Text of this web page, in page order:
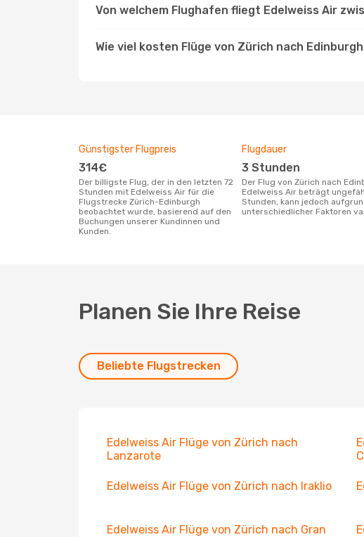
Von welchem Flughafen fliegt Edelweiss Air
Wie viel kosten Flüge von Zürich nach
Günstigster Flugpreis
314€
Der billigste Flug, der in den letzten 72
Stunden mit Edelweiss Air für die
Flugstrecke Zürich-Edinburgh
beobachtet wurde, basierend auf den
Buchungen unserer Kundinnen und
Kunden.
Flugdauer
3 Stunden
Der Flug von Zürich nach Edinburgh mit
Edelweiss Air beträgt
Stunden, kann jedoch
unterschiedlicher Faktoren
Planen Sie Ihre Reise
Beliebte Flugstrecken
Edelweiss Air Flüge von Zürich nach
Lanzarote
Edelweiss Air Flüge von Zürich nach Iraklio
Edelweiss Air Flüge von Zürich nach Gran